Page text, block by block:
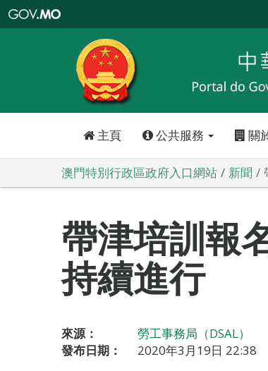
特
政
區
政
口
主頁 公共服務 關
澳門特別行政區政府入口網站 新聞
帶津培訓報
持續進行
來源：
勞工事務局（DSAL）
發布日期：
2020年3月19日 22:38